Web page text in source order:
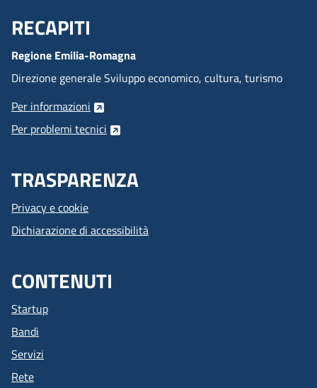
Menu Footer
RECAPITI
Regione Emilia-Romagna
Direzione generale Sviluppo economico, cultura, turismo
Per informazioni
Per problemi tecnici
TRASPARENZA
Privacy e cookie
Dichiarazione di accessibilità
CONTENUTI
Startup
Bandi
Servizi
Rete